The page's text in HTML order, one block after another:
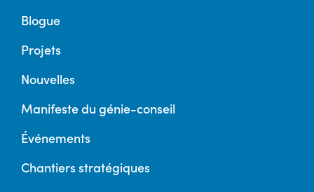
Blogue
Projets
Nouvelles
Manifeste du génie-conseil
Événements
Chantiers stratégiques